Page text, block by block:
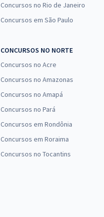
Concursos no Rio de Janeiro
Concursos em São Paulo
CONCURSOS NO NORTE
Concursos no Acre
Concursos no Amazonas
Concursos no Amapá
Concursos no Pará
Concursos em Rondônia
Concursos em Roraima
Concursos no Tocantins